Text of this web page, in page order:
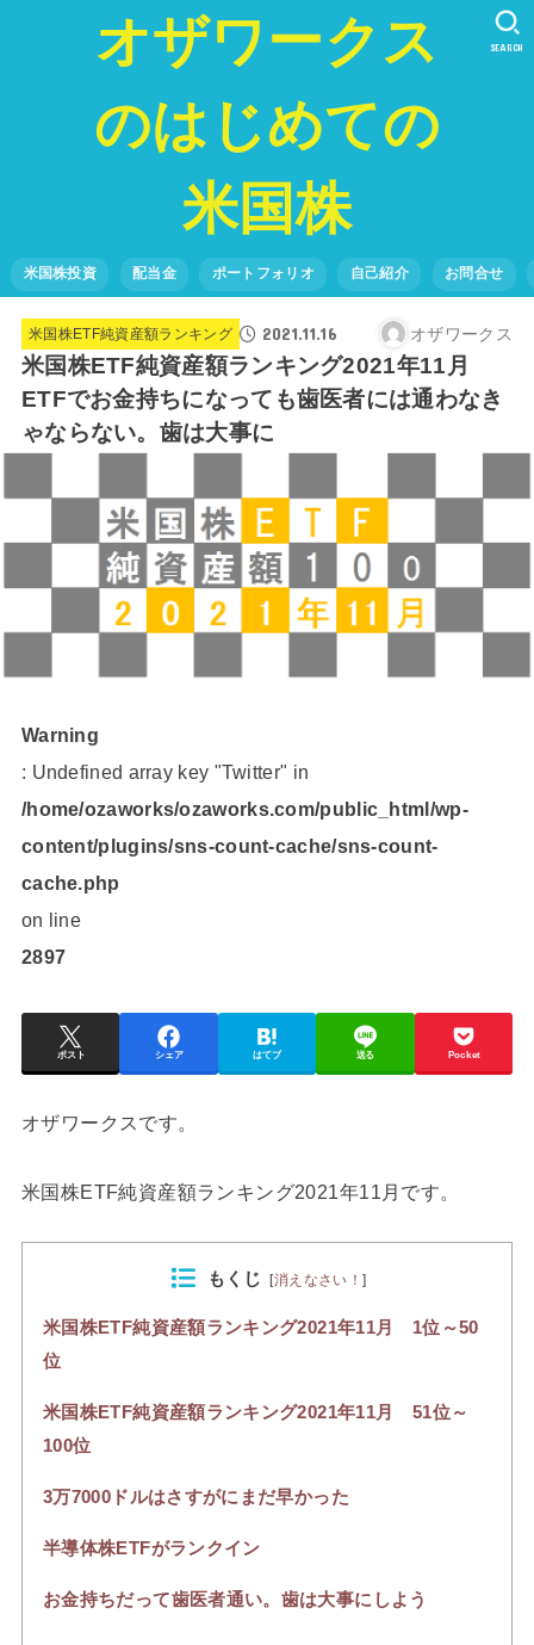
オザワークス
のはじめての
米国株
米国株投資 配当金 ポートフォリオ 自己紹介 お問合せ
SEARCH
米国株ETF純資産額ランキング 2021.11.16 オザワークス
米国株ETF純資産額ランキング2021年11月
ETFでお金持ちになっても歯医者には通わなき
ゃならない。歯は大事に
Warning
: Undefined array key "Twitter" in
/home/ozaworks/ozaworks.com/public_html/wp-
content/plugins/sns-count-cache/sns-count-
cache.php
on line
2897
ポスト シェア はてブ 送る Pocket
オザワークスです。
米国株ETF純資産額ランキング2021年11月です。
もくじ [消えなさい！]
米国株ETF純資産額ランキング2021年11月 1位～50
位
米国株ETF純資産額ランキング2021年11月 51位～
100位
3万7000ドルはさすがにまだ早かった
半導体株ETFがランクイン
お金持ちだって歯医者通い。歯は大事にしよう